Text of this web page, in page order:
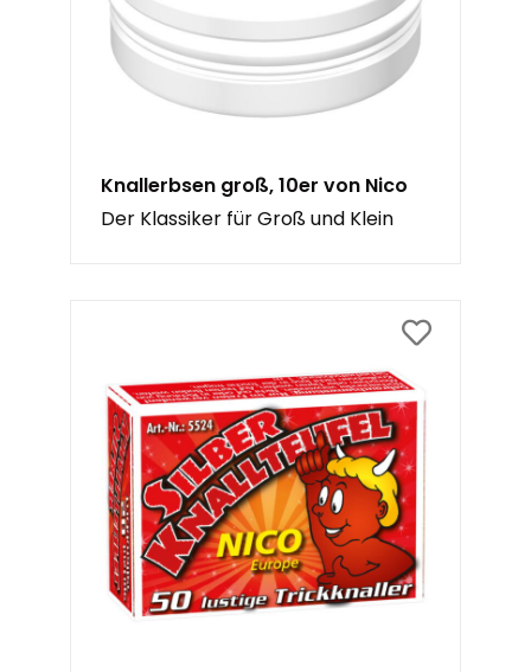
Knallerbsen groß, 10er von Nico
Der Klassiker für Groß und Klein